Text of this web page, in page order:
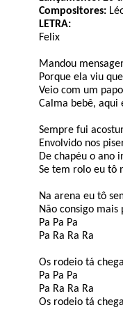
​​Compositores:
LETRA:
Felix
Mandou
Porque ela viu
Veio com um
Calma bebê, aqui
Sempre fui
Envolvido nos
De chapéu o ano
Se tem rolo eu tô
Na arena eu tô
Não consigo mais
Pa Pa Pa
Pa Ra Ra Ra
Os rodeio tá
Pa Pa Pa
Pa Ra Ra Ra
Os rodeio tá